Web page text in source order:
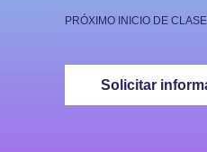
PRÓXIMO INICIO DE
Solicitar